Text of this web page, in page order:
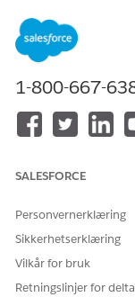
Tilgjengelig i
Cloud
For å administrere
Denne funksjonen
backend
Hvis du ikke
Scheduler for
1-800-667-
SALESFORCE
Personvernerklæring
Sikkerhetserklæring
Vilkår for bruk
Retningslinjer for